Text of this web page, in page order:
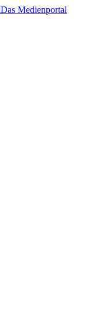
Das Medienportal